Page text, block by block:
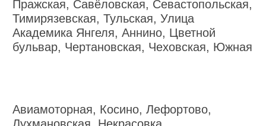
Пражская, Савёловская, Севастопольская,
Тимирязевская, Тульская, Улица
Академика Янгеля, Аннино, Цветной
бульвар, Чертановская, Чеховская, Южная
Авиамоторная, Косино, Лефортово,